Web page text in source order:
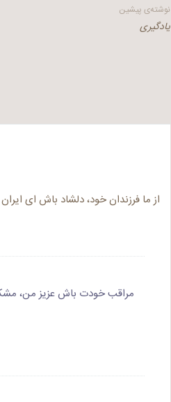
راهبری
نوشته‌ی پیشین
یادگیری
از ما فرزندان خود، دلشاد باش ای ایران
مراقب خودت باش عزیز من،